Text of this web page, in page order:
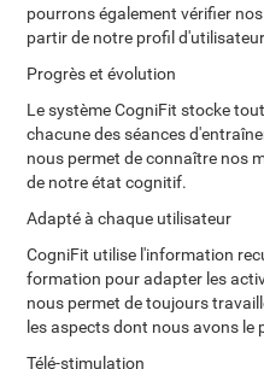
pourrons également vérifier
partir de notre profil
Progrès et évolution
Le système CogniFit stocke
chacune des séances
nous permet de connaître nos
de notre état cognitif.
Adapté à chaque utilisateur
CogniFit utilise l'information
formation pour adapter les
nous permet de toujours
les aspects dont nous avons le
Télé-stimulation